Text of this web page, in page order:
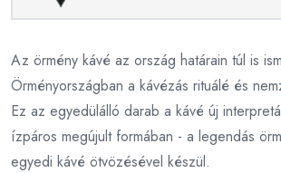
Az örmény kávé az ország határain túl is
Örményországban a kávézás rituálé és
Ez az egyedülálló darab a kávé új
ízpáros megújult formában - a legendás
egyedi kávé ötvözésével készül.